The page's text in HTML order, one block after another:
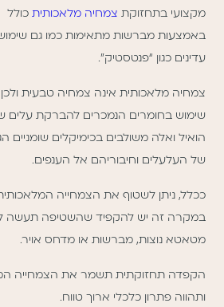
מקצועי בתחזוקת צמחיה מלאכותית
באמצעות מברשות מתאימות כמו גם
עדינים כגון “פנטסטיק”.
צמחיה מלאכותית אינה צמחיה טבעית
שימוש בחומרים הנמכרים להברקת עלים
הואיל ואלה משולבים בכימיקלים שומניים
של העלעלים וחיבוריהם אל הענפים.
ככלל, ניתן לשטוף את הצמחייה
במקרה זה יש להקפיד שהשטיפה
מטאטא נוצות, מברשות או מדחס אויר.
הקפדה תחזוקתית תשמר את הצמחייה
ותהווה פתרון כלכלי ארוך טווח.